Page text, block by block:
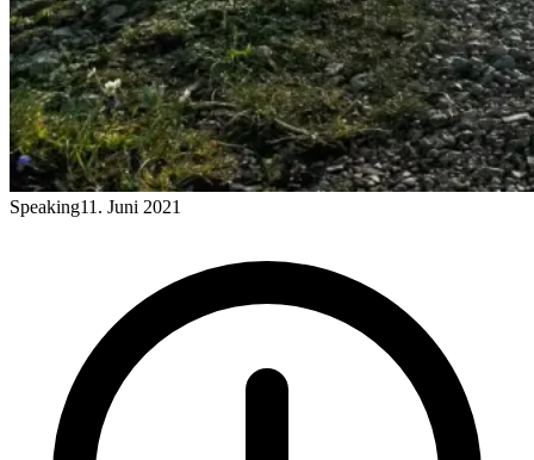
Speaking11. Juni 2021